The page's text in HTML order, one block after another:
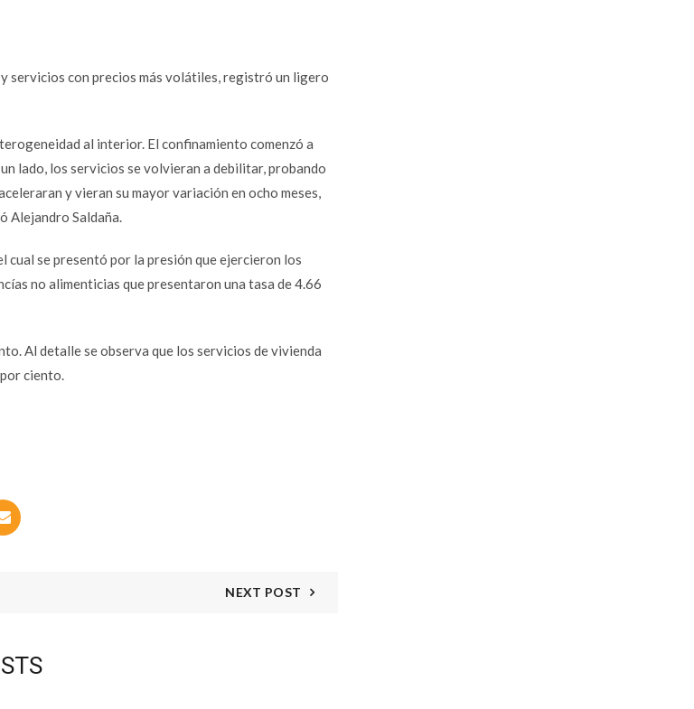
servicios con precios más volátiles, registró un ligero
al interior. El confinamiento comenzó a
lado, los servicios se volvieran a debilitar, probando
y vieran su mayor variación en ocho meses,
Alejandro Saldaña.
cual se presentó por la presión queejercieron los
no alimenticias que presentaron una tasa de 4.66
Al detalle se observa que los servicios de vivienda
ciento.
NEXT POST